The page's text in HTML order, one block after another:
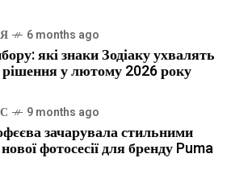
6 months ago
які знаки Зодіаку ухвалять
рішення у лютому 2026 року
9 months ago
зачарувала стильними
фотосесії для бренду Puma